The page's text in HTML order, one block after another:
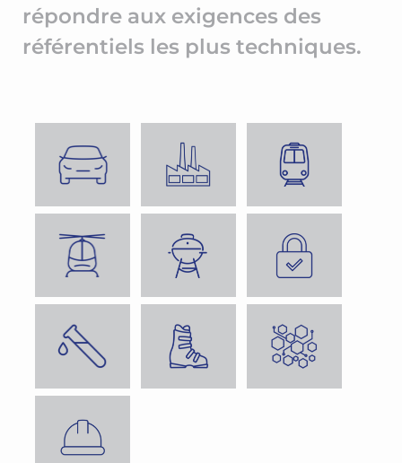
répondre aux exigences des
référentiels les plus techniques.